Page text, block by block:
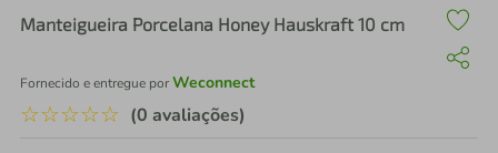
Manteigueira Porcelana Honey Hauskraft 10 cm
Fornecido e entregue porWeconnect
☆☆☆☆☆ (0 avaliações)